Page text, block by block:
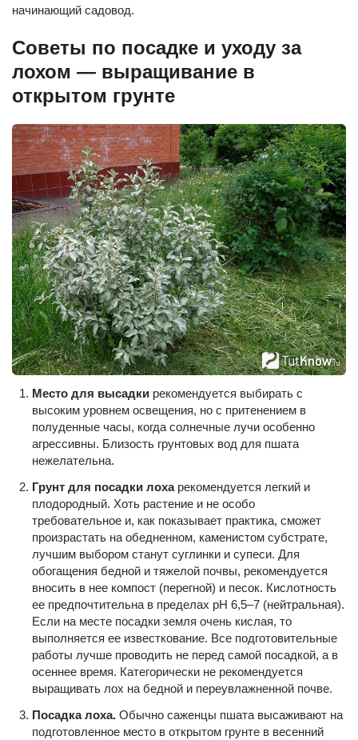
начинающий садовод.
Советы по посадке и уходу за
лохом — выращивание в
открытом грунте
Место для высадки рекомендуется выбирать с
высоким уровнем освещения, но с притенением в
полуденные часы, когда солнечные лучи особенно
агрессивны. Близость грунтовых вод для пшата
нежелательна.
Грунт для посадки лохарекомендуется легкий и
плодородный. Хоть растение и не особо
требовательное и, как показывает практика, сможет
произрастать на обедненном, каменистом субстрате,
лучшим выбором станут суглинки и супеси. Для
обогащения бедной и тяжелой почвы, рекомендуется
вносить в нее компост (перегной) и песок. Кислотность
ее предпочтительна в пределах pH 6,5–7 (нейтральная).
Если на месте посадки земля очень кислая, то
выполняется ее известкование. Все подготовительные
работы лучше проводить не перед самой посадкой, а в
осеннее время. Категорически не рекомендуется
выращивать лох на бедной и переувлажненной почве.
Посадка лоха. Обычно саженцы пшата высаживают на
подготовленное место в открытом грунте в весенний